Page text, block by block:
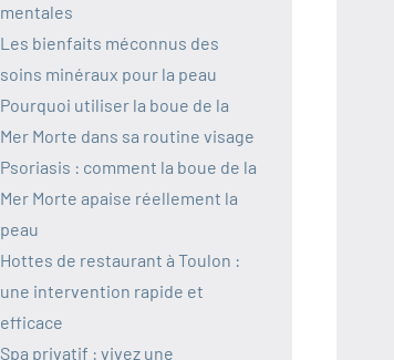
mentales
Les bienfaits méconnus des
soins minéraux pour la peau
Pourquoi utiliser la boue de la
Mer Morte dans sa routine visage
Psoriasis : comment la boue de la
Mer Morte apaise réellement la
peau
Hottes de restaurant à Toulon :
une intervention rapide et
efficace
Spa privatif : vivez une